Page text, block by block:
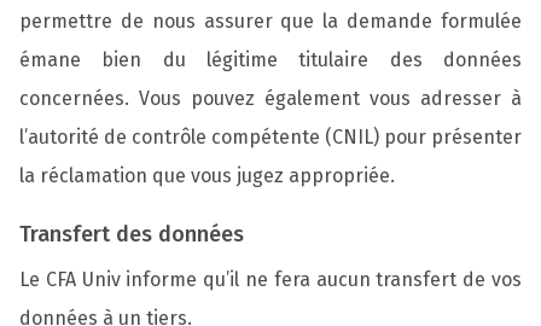
permettre de nous assurer que la demande formulée
émane bien du légitime titulaire des données
concernées. Vous pouvez également vous adresser à
l’autorité de contrôle compétente (CNIL) pour présenter
la réclamation que vous jugez appropriée.
Transfert des données
Le CFA Univ informe qu’il ne fera aucun transfert de vos
données à un tiers.